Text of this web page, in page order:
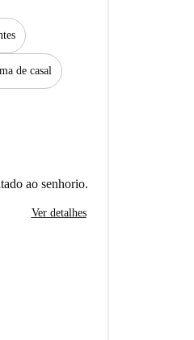
de casal
ao senhorio.
Ver detalhes